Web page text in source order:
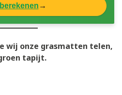
→
wij onze grasmatten telen,
tapijt.